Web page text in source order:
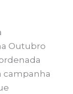
Outubro
campanha